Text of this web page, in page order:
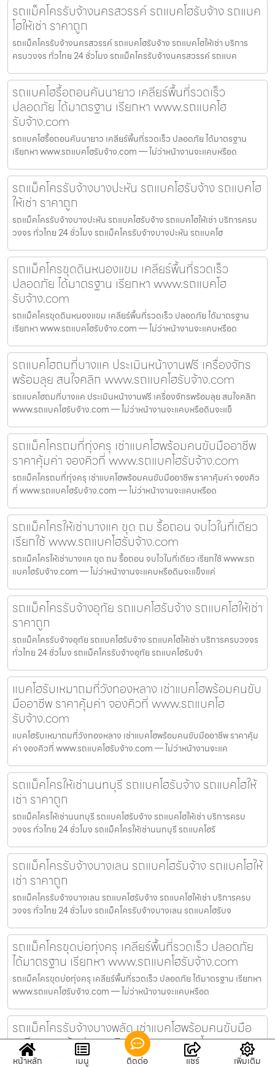
รถแม็คโครรับจ้างนครสวรรค์ รถแบคโฮรับจ้าง รถแบค
โฮให้เช่า ราคาถูก
รถแม็คโครรับจ้างนครสวรรค์ รถแบคโฮรับจ้าง รถแบคโฮให้เช่า บริการ
ครบวงจร ทั่วไทย 24 ชั่วโมง รถแม็คโครรับจ้างนครสวรรค์ รถแบค
รถแบคโฮรื้อถอนคันนายาว เคลียร์พื้นที่รวดเร็ว
ปลอดภัย ได้มาตรฐาน เรียกหา www.รถแบคโฮ
รับจ้าง.com
รถแบคโฮรื้อถอนคันนายาว เคลียร์พื้นที่รวดเร็ว ปลอดภัย ได้มาตรฐาน
เรียกหา www.รถแบคโฮรับจ้าง.com — ไม่ว่าหน้างานจะแคบหรือด
รถแม็คโครรับจ้างบางปะหัน รถแบคโฮรับจ้าง รถแบคโฮ
ให้เช่า ราคาถูก
รถแม็คโครรับจ้างบางปะหัน รถแบคโฮรับจ้าง รถแบคโฮให้เช่า บริการครบ
วงจร ทั่วไทย 24 ชั่วโมง รถแม็คโครรับจ้างบางปะหัน รถแบคโฮ
รถแม็คโครขุดดินหนองแขม เคลียร์พื้นที่รวดเร็ว
ปลอดภัย ได้มาตรฐาน เรียกหา www.รถแบคโฮ
รับจ้าง.com
รถแม็คโครขุดดินหนองแขม เคลียร์พื้นที่รวดเร็ว ปลอดภัย ได้มาตรฐาน
เรียกหา www.รถแบคโฮรับจ้าง.com — ไม่ว่าหน้างานจะแคบหรือด
รถแบคโฮถมที่บางแค ประเมินหน้างานฟรี เครื่องจักร
พร้อมลุย สนใจคลิก www.รถแบคโฮรับจ้าง.com
รถแบคโฮถมที่บางแค ประเมินหน้างานฟรี เครื่องจักรพร้อมลุย สนใจคลิก
www.รถแบคโฮรับจ้าง.com — ไม่ว่าหน้างานจะแคบหรือดินจะแข็
รถแม็คโครถมที่ทุ่งครุ เช่าแบคโฮพร้อมคนขับมืออาชีพ
ราคาคุ้มค่า จองคิวที่ www.รถแบคโฮรับจ้าง.com
รถแม็คโครถมที่ทุ่งครุ เช่าแบคโฮพร้อมคนขับมืออาชีพ ราคาคุ้มค่า จองคิว
ที่ www.รถแบคโฮรับจ้าง.com — ไม่ว่าหน้างานจะแคบหรือด
รถแม็คโครให้เช่าบางแค ขุด ถม รื้อถอน จบไวในที่เดียว
เรียกใช้ www.รถแบคโฮรับจ้าง.com
รถแม็คโครให้เช่าบางแค ขุด ถม รื้อถอน จบไวในที่เดียว เรียกใช้ www.รถ
แบคโฮรับจ้าง.com — ไม่ว่าหน้างานจะแคบหรือดินจะแข็งแค่
รถแม็คโครรับจ้างอุทัย รถแบคโฮรับจ้าง รถแบคโฮให้เช่า
ราคาถูก
รถแม็คโครรับจ้างอุทัย รถแบคโฮรับจ้าง รถแบคโฮให้เช่า บริการครบวงจร
ทั่วไทย 24 ชั่วโมง รถแม็คโครรับจ้างอุทัย รถแบคโฮรับจ้า
แบคโฮรับเหมาถมที่วังทองหลาง เช่าแบคโฮพร้อมคนขับ
มืออาชีพ ราคาคุ้มค่า จองคิวที่ www.รถแบคโฮ
รับจ้าง.com
แบคโฮรับเหมาถมที่วังทองหลาง เช่าแบคโฮพร้อมคนขับมืออาชีพ ราคาคุ้ม
ค่า จองคิวที่ www.รถแบคโฮรับจ้าง.com — ไม่ว่าหน้างานจะแค
รถแม็คโครให้เช่านนทบุรี รถแบคโฮรับจ้าง รถแบคโฮให้
เช่า ราคาถูก
รถแม็คโครให้เช่านนทบุรี รถแบคโฮรับจ้าง รถแบคโฮให้เช่า บริการครบ
วงจร ทั่วไทย 24 ชั่วโมง รถแม็คโครให้เช่านนทบุรี รถแบคโฮรั
รถแม็คโครรับจ้างบางเลน รถแบคโฮรับจ้าง รถแบคโฮให้
เช่า ราคาถูก
รถแม็คโครรับจ้างบางเลน รถแบคโฮรับจ้าง รถแบคโฮให้เช่า บริการครบ
วงจร ทั่วไทย 24 ชั่วโมง รถแม็คโครรับจ้างบางเลน รถแบคโฮรับจ
รถแม็คโครขุดบ่อทุ่งครุ เคลียร์พื้นที่รวดเร็ว ปลอดภัย
ได้มาตรฐาน เรียกหา www.รถแบคโฮรับจ้าง.com
รถแม็คโครขุดบ่อทุ่งครุ เคลียร์พื้นที่รวดเร็ว ปลอดภัย ได้มาตรฐาน เรียกหา
www.รถแบคโฮรับจ้าง.com — ไม่ว่าหน้างานจะแคบหรือด
รถแม็คโครรับจ้างบางพลัด เช่าแบคโฮพร้อมคนขับมือ
อาชีพ ราคาคุ้มค่า จองคิวที่ www.รถแบคโฮ
รับจ้าง.com
หน้าหลัก เมนู ติดต่อ แชร์ เพิ่มเติม